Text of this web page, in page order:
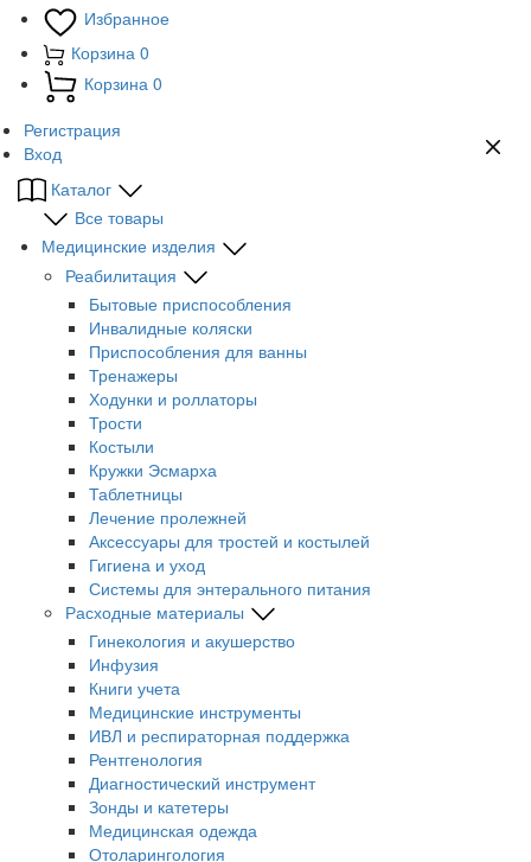
Избранное
Корзина 0
Корзина 0
Регистрация
Вход
Каталог
Все товары
Медицинские изделия
Реабилитация
Бытовые приспособления
Инвалидные коляски
Приспособления для ванны
Тренажеры
Ходунки и роллаторы
Трости
Костыли
Кружки Эсмарха
Таблетницы
Лечение пролежней
Аксессуары для тростей и костылей
Гигиена и уход
Системы для энтерального питания
Расходные материалы
Гинекология и акушерство
Инфузия
Книги учета
Медицинские инструменты
ИВЛ и респираторная поддержка
Рентгенология
Диагностический инструмент
Зонды и катетеры
Медицинская одежда
Отоларингология